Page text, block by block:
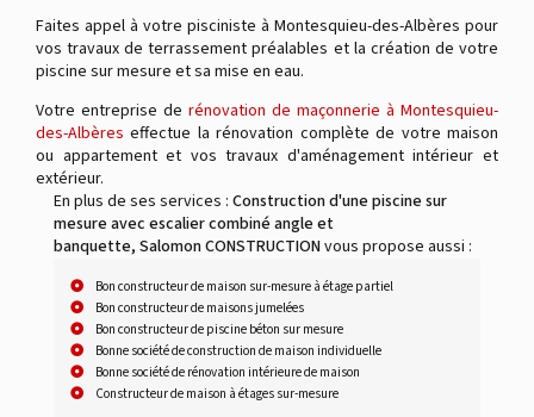
Faites appel à votre pisciniste à Montesquieu-des-Albères pour
vos travaux de terrassement préalables et la création de votre
piscine sur mesure et sa mise en eau.
Votre entreprise de rénovation de maçonnerie à Montesquieu-
des-Albères effectue la rénovation complète de votre maison
ou appartement et vos travaux d'aménagement intérieur et
extérieur.
En plus de ses services : Construction d'une piscine sur
mesure avec escalier combiné angle et
banquette, Salomon CONSTRUCTIONvous propose aussi :
Bon constructeur de maison sur-mesure à étage partiel
Bon constructeur de maisons jumelées
Bon constructeur de piscine béton sur mesure
Bonne société de construction de maison individuelle
Bonne société de rénovation intérieure de maison
Constructeur de maison à étages sur-mesure